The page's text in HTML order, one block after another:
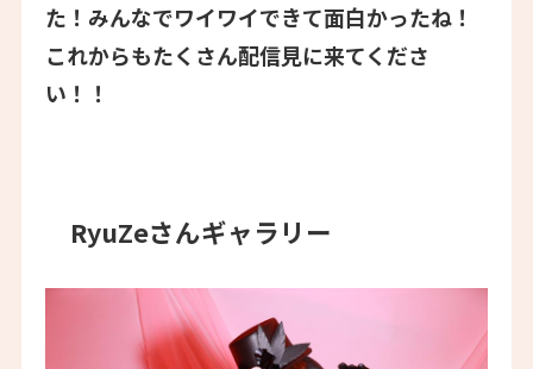
た！みんなでワイワイできて面白かったね！
これからもたくさん配信見に来てくださ
い！！
RyuZeさんギャラリー